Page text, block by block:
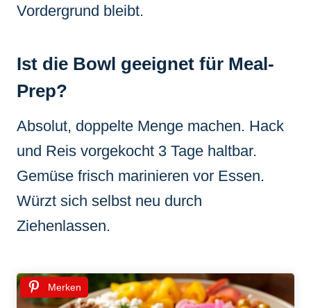
Vordergrund bleibt.
Ist die Bowl geeignet für Meal-
Prep?
Absolut, doppelte Menge machen. Hack
und Reis vorgekocht 3 Tage haltbar.
Gemüse frisch marinieren vor Essen.
Würzt sich selbst neu durch
Ziehenlassen.
Merken